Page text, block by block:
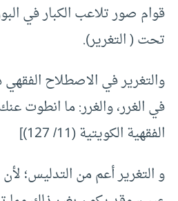
قوام صور تلاعب الكبار في
تحت ( التغرير).
والتغرير في الاصطلاح
في الغرر، والغرر: ما انطوت
الفقهية الكويتية (11/ 127)]
و التغرير أعم من التدليس؛